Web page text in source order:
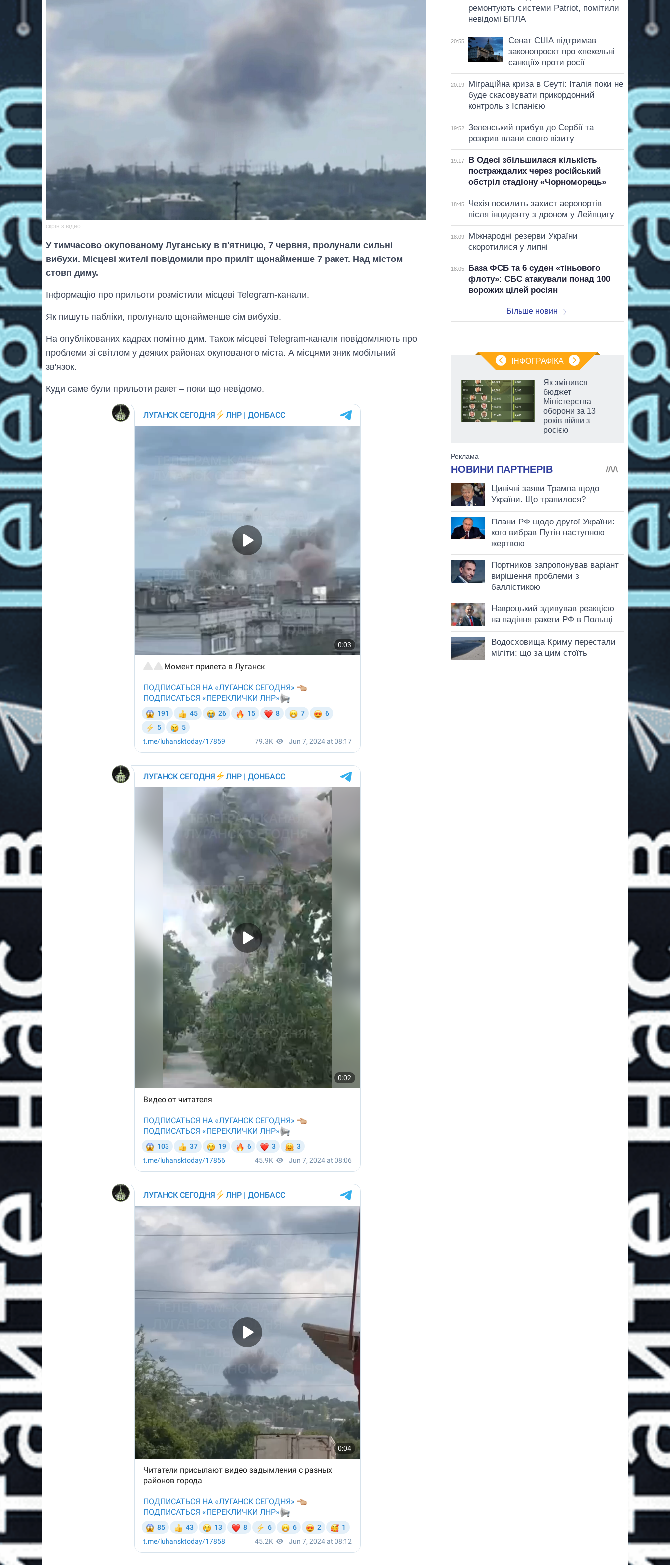
скрін з відео
У тимчасово окупованому Луганську в п'ятницю, 7 червня, пролунали сильні
вибухи. Місцеві жителі повідомили про приліт щонайменше 7 ракет. Над містом
стовп диму.
Інформацію про прильоти розмістили місцеві Telegram-канали.
Як пишуть пабліки, пролунало щонайменше сім вибухів.
На опублікованих кадрах помітно дим. Також місцеві Telegram-канали повідомляють про
проблеми зі світлом у деяких районах окупованого міста. А місцями зник мобільний
зв'язок.
Куди саме були прильоти ракет – поки що невідомо.
ремонтують системи Patriot, помітили
невідомі БПЛА
20:55
Сенат США підтримав
законопроєкт про «пекельні
санкції» проти росії
20:19
Міграційна криза в Сеуті: Італія поки не
буде скасовувати прикордонний
контроль з Іспанією
19:52
Зеленський прибув до Сербії та
розкрив плани свого візиту
19:17
В Одесі збільшилася кількість
постраждалих через російський
обстріл стадіону «Чорноморець»
18:45
Чехія посилить захист аеропортів
після інциденту з дроном у Лейпцигу
18:09
Міжнародні резерви України
скоротилися у липні
18:05
База ФСБ та 6 суден «тіньового
флоту»: СБС атакували понад 100
ворожих цілей росіян
Більше новин
ІНФОГРАФІКА
Як змінився
бюджет
Міністерства
оборони за 13
років війни з
росією